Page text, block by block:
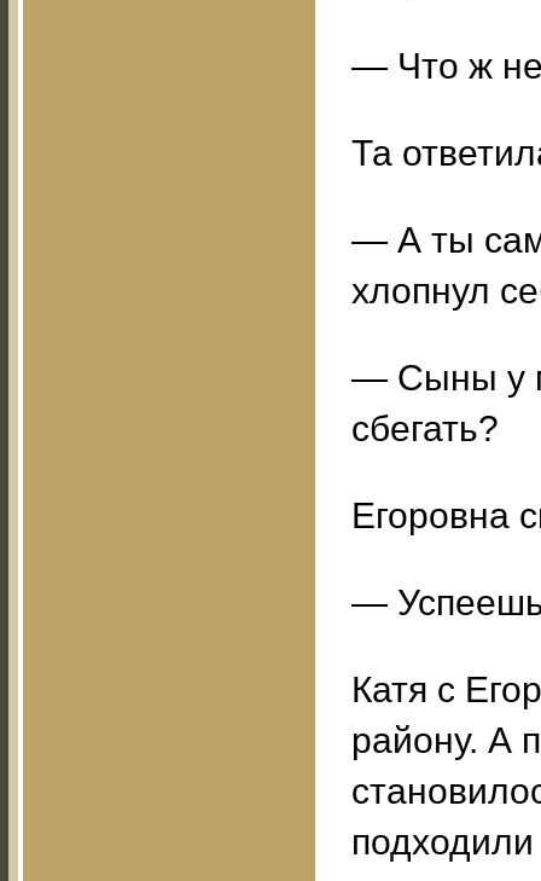
— Что ж не
Та
— А ты сам
хлопнул
— Сыны у
сбегать?
Егоровна
—
Катя с
району. А